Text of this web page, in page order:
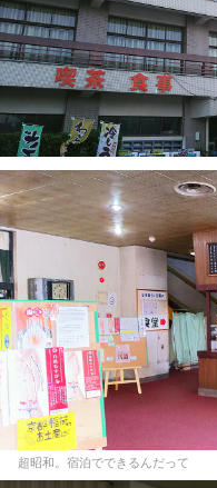
超昭和。宿泊でできるんだって